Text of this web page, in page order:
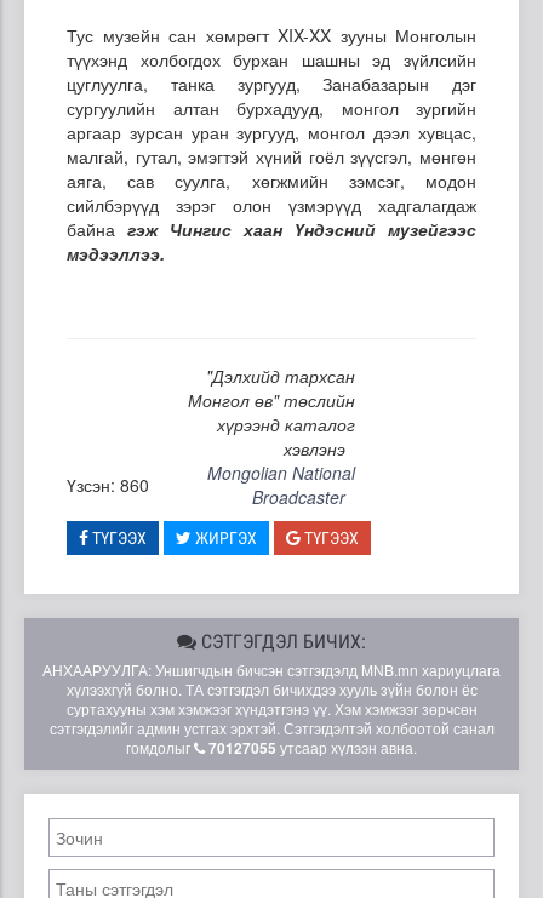
Тус музейн сан хөмрөгт XIX-XX зууны Монголын
түүхэнд холбогдох бурхан шашны эд зүйлсийн
цуглуулга, танка зургууд, Занабазарын дэг
сургуулийн алтан бурхадууд, монгол зургийн
аргаар зурсан уран зургууд, монгол дээл хувцас,
малгай, гутал, эмэгтэй хүний гоёл зүүсгэл, мөнгөн
аяга, сав суулга, хөгжмийн зэмсэг, модон
сийлбэрүүд зэрэг олон үзмэрүүд хадгалагдаж
байна гэж Чингис хаан Үндэсний музейгээс
мэдээллээ.
"Дэлхийд тархсан
Монгол өв" төслийн
хүрээнд каталог
хэвлэнэ
Үзсэн: 860
Mongolian National
Broadcaster
ТҮГЭЭХ ЖИРГЭХ ТҮГЭЭХ
СЭТГЭГДЭЛ БИЧИХ:
АНХААРУУЛГА: Уншигчдын бичсэн сэтгэгдэлд MNB.mn хариуцлага
хүлээхгүй болно. ТА сэтгэгдэл бичихдээ хууль зүйн болон ёс
суртахууны хэм хэмжээг хүндэтгэнэ үү. Хэм хэмжээг зөрчсөн
сэтгэгдэлийг админ устгах эрхтэй. Сэтгэгдэлтэй холбоотой санал
гомдолыг
70127055 утсаар хүлээн авна.